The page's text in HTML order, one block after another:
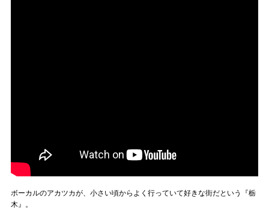
ボーカルのアカツカが、小さい頃からよく行っていて好きな街だという『栃
木』。